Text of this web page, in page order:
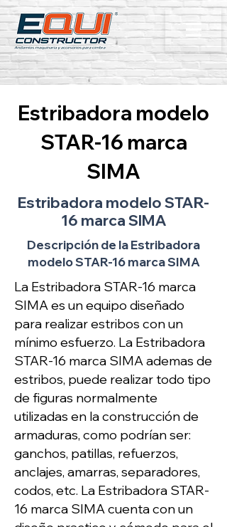
Estribadora modelo
STAR-16 marca
SIMA
Estribadora modelo STAR-
16 marca SIMA
Descripción de la Estribadora
modelo STAR-16 marca SIMA
La Estribadora STAR-16 marca
SIMA es un equipo diseñado
para realizar estribos con un
mínimo esfuerzo. La Estribadora
STAR-16 marca SIMA ademas de
estribos, puede realizar todo tipo
de figuras normalmente
utilizadas en la construcción de
armaduras, como podrían ser:
ganchos, patillas, refuerzos,
anclajes, amarras, separadores,
codos, etc. La Estribadora STAR-
16 marca SIMA cuenta con un